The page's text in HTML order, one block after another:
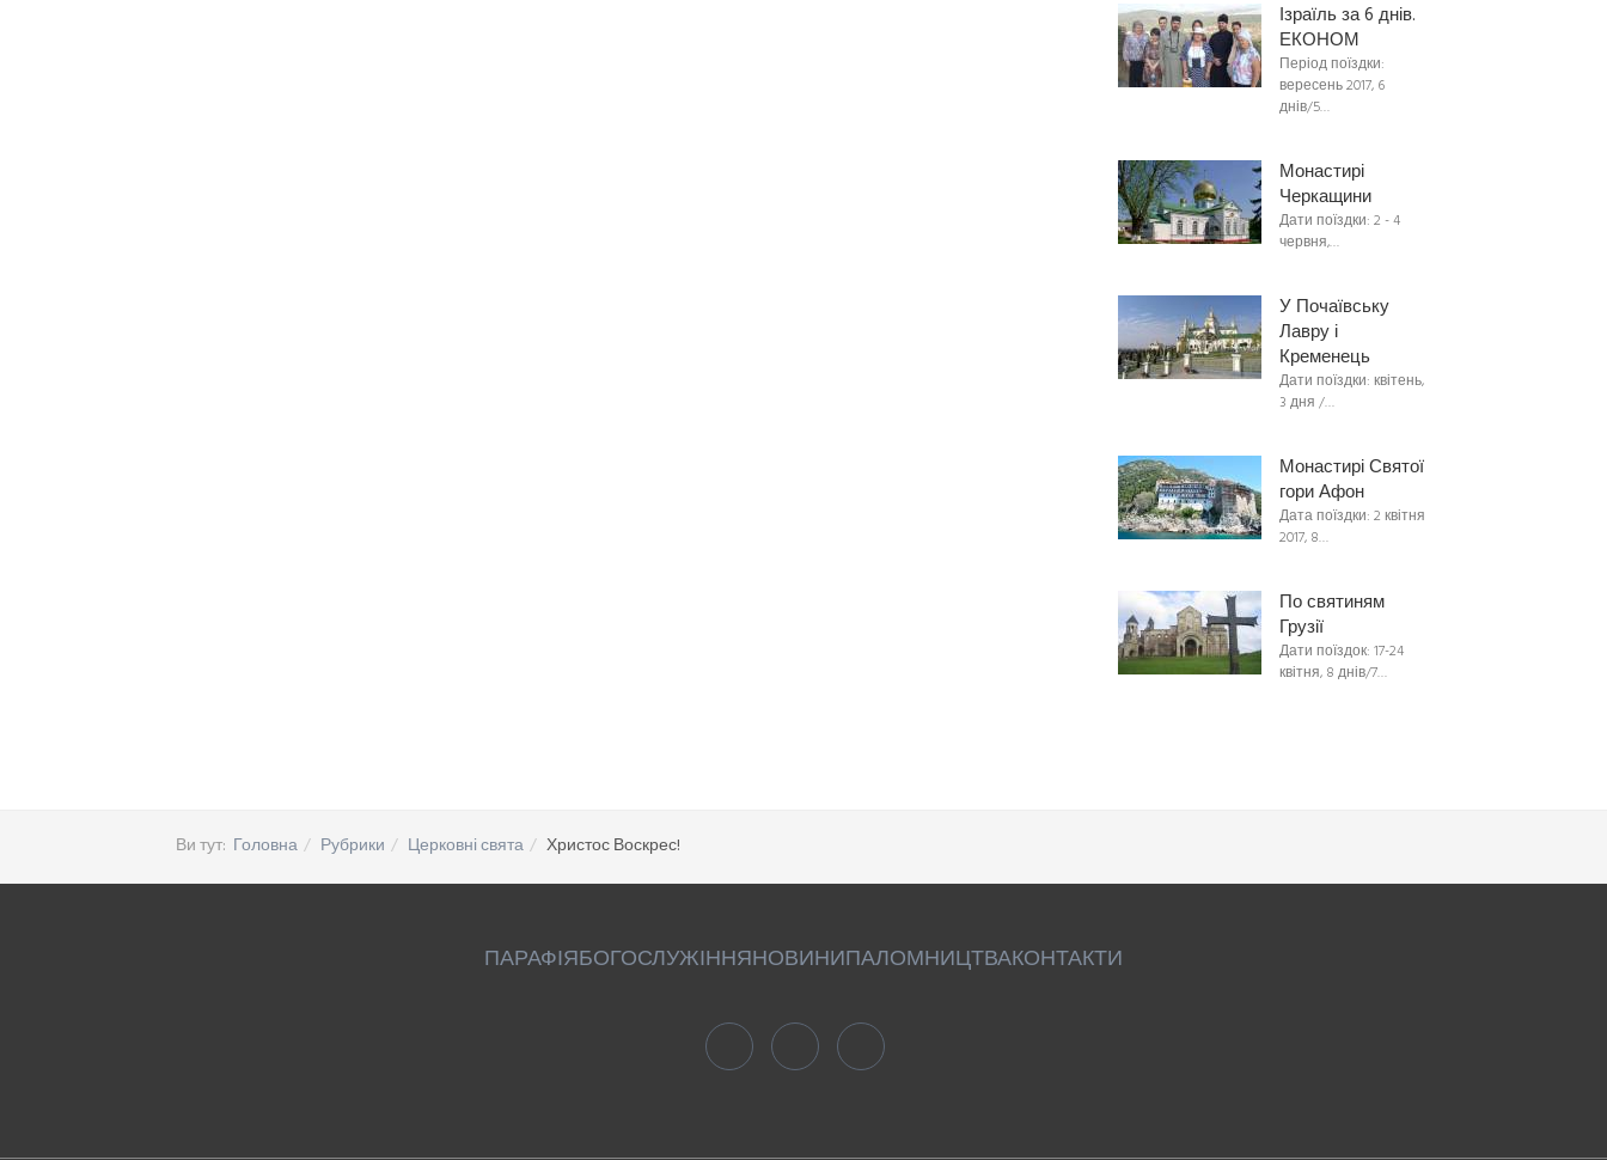
Ізраїль за 6 днів.
ЕКОНОМ
Період поїздки:
вересень 2017, 6
днів/5…
Монастирі
Черкащини
Дати поїздки: 2 - 4
червня,…
У Почаївську
Лавру і
Кременець
Дати поїздки: квітень,
3 дня /…
Монастирі Святої
гори Афон
Дата поїздки: 2 квітня
2017, 8…
По святиням
Грузії
Дати поїздок: 17-24
квітня, 8 днів/7…
Ви тут: Головна Рубрики Церковні свята Христос Воскрес!
ПАРАФІЯБОГОСЛУЖІННЯНОВИНИПАЛОМНИЦТВАКОНТАКТИ